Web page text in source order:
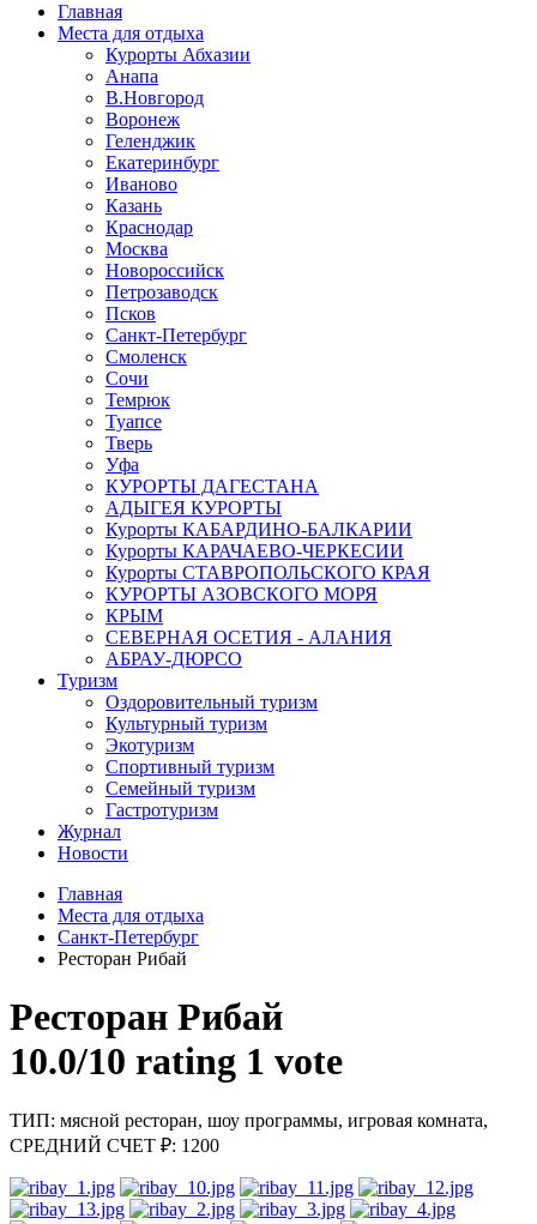
Главная
Места для отдыха
Курорты Абхазии
Анапа
В.Новгород
Воронеж
Геленджик
Екатеринбург
Иваново
Казань
Краснодар
Москва
Новороссийск
Петрозаводск
Псков
Санкт-Петербург
Смоленск
Сочи
Темрюк
Туапсе
Тверь
Уфа
КУРОРТЫ ДАГЕСТАНА
АДЫГЕЯ КУРОРТЫ
Курорты КАБАРДИНО-БАЛКАРИИ
Курорты КАРАЧАЕВО-ЧЕРКЕСИИ
Курорты СТАВРОПОЛЬСКОГО КРАЯ
КУРОРТЫ АЗОВСКОГО МОРЯ
КРЫМ
СЕВЕРНАЯ ОСЕТИЯ - АЛАНИЯ
АБРАУ-ДЮРСО
Туризм
Оздоровительный туризм
Культурный туризм
Экотуризм
Спортивный туризм
Семейный туризм
Гастротуризм
Журнал
Новости
Главная
Места для отдыха
Санкт-Петербург
Ресторан Рибай
Ресторан Рибай
10.0/10 rating 1 vote
ТИП: мясной ресторан, шоу программы, игровая комната,
СРЕДНИЙ СЧЕТ ₽: 1200